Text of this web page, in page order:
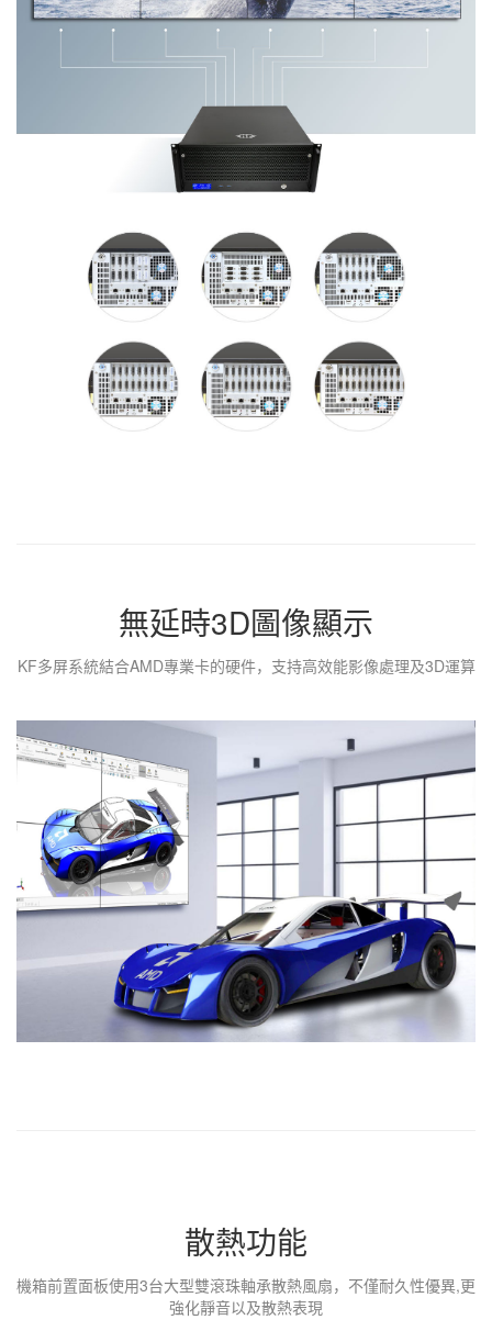
無延時3D圖像顯示
KF多屏系統結合AMD專業卡的硬件，支持高效能影像處理及3D運算
散熱功能
機箱前置面板使用3台大型雙滾珠軸承散熱風扇，不僅耐久性優異,更
強化靜音以及散熱表現